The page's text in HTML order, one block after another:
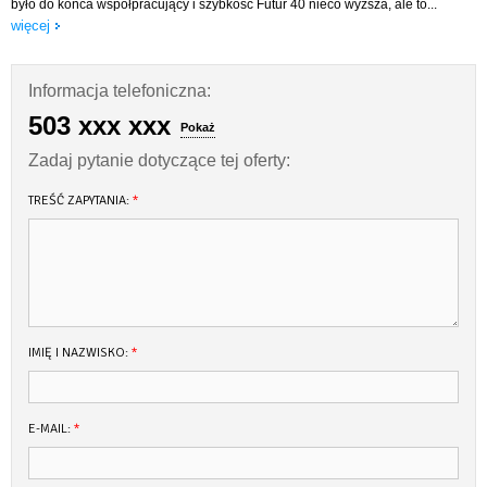
Kabina przednia dziobowa:
LED, gniazdo 12V, lampa nocna regulowana, podłoga pokryta imitacja teak.
Kabina rufowa prawa i lewa:
Podwójna koja, materac o wyższym komforcie, szafki ubraniowe,schowki, okno
podłoga imitacja teak.
Umywalka, prysznic, luk otwierany na pokładzie, wieszaki, oświetlenie LED,
Instalacja wodno-kanalizacyjna:
Instalacja odwadniająca pompa automatyczna i manualna, zbiornik wody
było do końca współpracujący i szybkość Futur 40 nieco wyższa, ale to...
więcej
Informacja telefoniczna:
503 xxx xxx Pokaż
Zadaj pytanie dotyczące tej oferty:
TREŚĆ ZAPYTANIA: *
IMIĘ I NAZWISKO: *
E-MAIL: *